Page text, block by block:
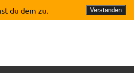
du dem zu. Verstanden